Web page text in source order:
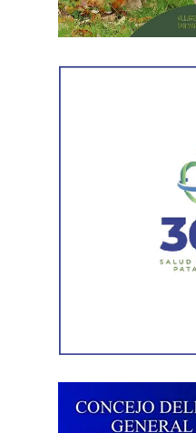
Las gestiones ante el
85 millones de dólares
producción, incorporar
efectos del cambio
dólares para
ministro de Salud,
Hacienda, Gabriel
Unidad Provincial de
Financiamiento Externo